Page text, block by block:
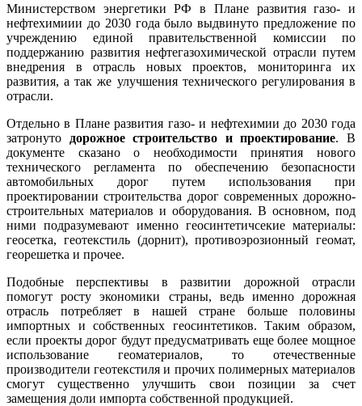
Министерством энергетики РФ в Плане развития газо- и
нефтехимиии до 2030 года было выдвинуто предложение по
учреждению единой правительственной комиссии по
поддержанию развития нефтегазохимической отрасли путем
внедрения в отрасль новых проектов, мониторинга их
развития, а так же улучшения технического регулирования в
отрасли.
Отдельно в Плане развития газо- и нефтехимии до 2030 года
затронуто дорожное строительство и проектирование. В
документе сказано о необходимости принятия нового
технического регламента по обеспечению безопасности
автомобильных дорог путем использования при
проектировании строительства дорог современных дорожно-
строительных материалов и оборудования. В основном, под
ними подразумевают именно геосинтетичсекие материалы:
геосетка, геотекстиль (дорнит), противоэрозионный геомат,
георешетка и прочее.
Подобные перспективы в развитии дорожной отрасли
помогут росту экономики страны, ведь именно дорожная
отрасль потребляет в нашей стране больше половины
импортных и собственных геосинтетиков. Таким образом,
если проекты дорог будут предусматривать еще более мощное
использование геоматериалов, то отечественные
производители геотекстиля и прочих полимерных материалов
смогут существенно улучшить свои позиции за счет
замещения доли импорта собственной продукцией.